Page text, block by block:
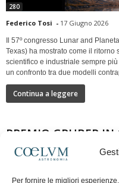
Per fornire le migliori
280
Federico Tosi - 17 Giugno 2026
Il 57º congresso Lunar and
Texas) ha mostrato come il
scientifico e industriale sempre
un confronto tra due modelli
Continua a leggere
PREMIO GRUBER
Nazzareno